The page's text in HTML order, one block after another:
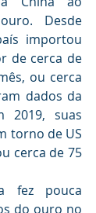
Desde
importou
de cerca de
ou cerca
dados da
2019, suas
torno de US
cerca de 75
fez pouca
do ouro no